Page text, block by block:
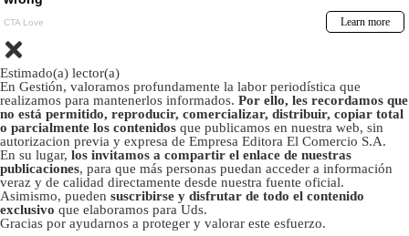
Estimado(a) lector(a)
En Gestión, valoramos profundamente la labor periodística que
realizamos para mantenerlos informados. Por ello, les recordamos que
no está permitido, reproducir, comercializar, distribuir, copiar total
o parcialmente los contenidos que publicamos en nuestra web, sin
autorizacion previa y expresa de Empresa Editora El Comercio S.A.
En su lugar, los invitamos a compartir el enlace de nuestras
publicaciones, para que más personas puedan acceder a información
veraz y de calidad directamente desde nuestra fuente oficial.
Asimismo, pueden suscribirse y disfrutar de todo el contenido
exclusivo que elaboramos para Uds.
Gracias por ayudarnos a proteger y valorar este esfuerzo.